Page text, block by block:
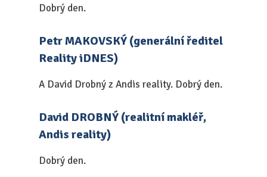
Dobrý den.
Petr MAKOVSKÝ (generální ředitel
Reality iDNES)
A David Drobný z Andis reality. Dobrý den.
David DROBNÝ (realitní makléř,
Andis reality)
Dobrý den.